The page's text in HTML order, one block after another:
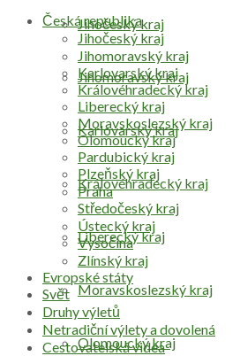
Jihočeský kraj
Jihomoravský kraj
Karlovarský kraj
Královéhradecký kraj
Liberecký kraj
Moravskoslezský kraj
Olomoucký kraj
Česká republika
Jihočeský kraj
Jihomoravský kraj
Karlovarský kraj
Královéhradecký kraj
Liberecký kraj
Moravskoslezský kraj
Olomoucký kraj
Pardubický kraj
Plzeňský kraj
Praha
Středočeský kraj
Ústecký kraj
Vysočina
Zlínský kraj
Evropské státy
Svět
Druhy výletů
Netradiční výlety a dovolená
Cestovatelská videa